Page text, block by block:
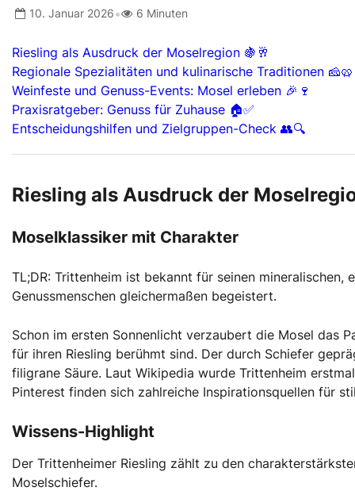
10. Januar 2026• 6 Minuten
Riesling als Ausdruck der Moselregion 🍇🥂
Regionale Spezialitäten und kulinarische Traditionen 🧀🥨
Weinfeste und Genuss-Events: Mosel erleben 🎉🍷
Praxisratgeber: Genuss für Zuhause 🏠✅
Entscheidungshilfen und Zielgruppen-Check 👥🔍
Riesling als Ausdruck der
Moselklassiker mit Charakter
TL;DR: Trittenheim ist bekannt für seinen
Genussmenschen gleichermaßen begeistert.
Schon im ersten Sonnenlicht verzaubert die Mosel das
für ihren Riesling berühmt sind. Der durch Schiefer
filigrane Säure. Laut Wikipedia wurde Trittenheim
Pinterest finden sich zahlreiche Inspirationsquellen für
Wissens-Highlight
Der Trittenheimer Riesling zählt zu den
Moselschiefer.